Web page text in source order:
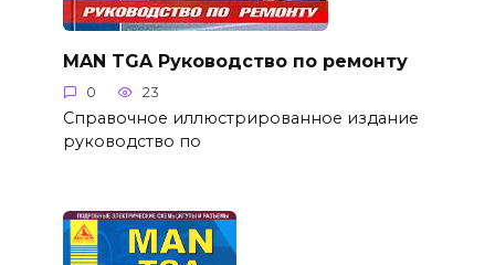
MAN TGA Руководство по ремонту
0 23
Справочное иллюстрированное издание
руководство по